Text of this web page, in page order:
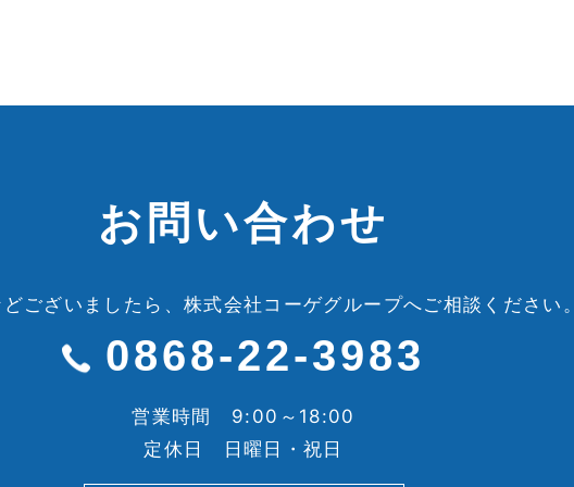
お問い合わせ
ございましたら、 株式会社コーゲグループへご相談ください。
0868-22-3983
営業時間 9:00～18:00
定休日 日曜日・祝日